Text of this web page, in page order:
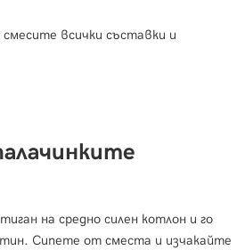
всички съставки и
на средно силен котлон и го
Сипете от сместа и изчакайте